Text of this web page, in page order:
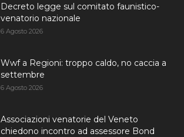
Decreto legge sul comitato faunistico-
venatorio nazionale
6 Agosto 2026
Wwf a Regioni: troppo caldo, no caccia a
settembre
6 Agosto 2026
Associazioni venatorie del Veneto
chiedono incontro ad assessore Bond